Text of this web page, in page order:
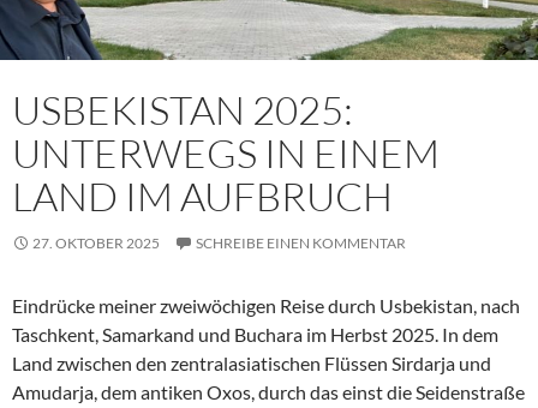
USBEKISTAN 2025:
UNTERWEGS IN EINEM
LAND IM AUFBRUCH
27. OKTOBER 2025 SCHREIBE EINEN KOMMENTAR
Eindrücke meiner zweiwöchigen Reise durch Usbekistan, nach
Taschkent, Samarkand und Buchara im Herbst 2025. In dem
Land zwischen den zentralasiatischen Flüssen Sirdarja und
Amudarja, dem antiken Oxos, durch das einst die Seidenstraße